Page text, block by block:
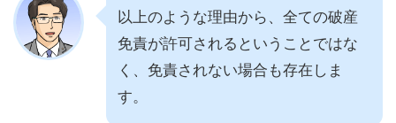
以上のような理由から、全ての破産
免責が許可されるということではな
く、免責されない場合も存在しま
す。